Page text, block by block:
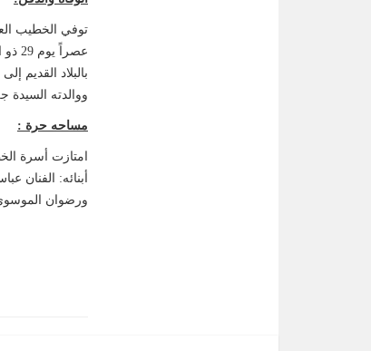
توفي الخطيب
بالبلاد القديم
ووالدته السيدة
مساحه حرة :
امتازت أسرة
أبنائه:
ورضوان